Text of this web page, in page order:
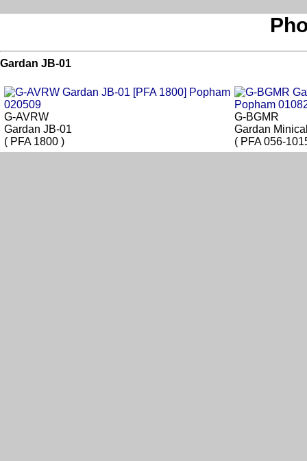
Gardan JB-01
G-AVRW
Gardan JB-01
( PFA 1800 )
G-BGMR
Gardan
( PFA 056-